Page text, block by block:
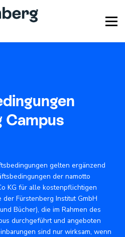
Service
gelten ergänzend
der namotto
KG für alle kostenpflichtigen
Fürstenberg Institut GmbH
Bücher), die im Rahmen des
durchgeführt und angeboten
sind nur wirksam, wenn